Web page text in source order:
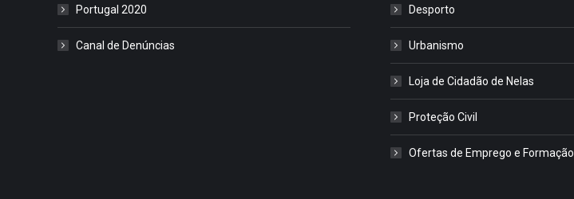
Portugal 2020
Canal de Denúncias
Desporto
Urbanismo
Loja de Cidadão de Nelas
Proteção Civil
Ofertas de Emprego e Formação